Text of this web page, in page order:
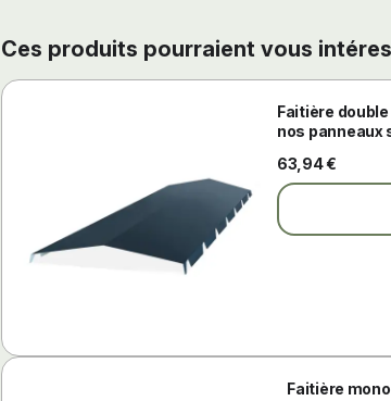
Ces produits pourraient vous
Faitière
nos panneaux
63,94 €
Faitière